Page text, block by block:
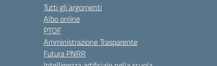
Tutti gli argomenti
Albo online
PTOF
Amministrazione Trasparente
Futura PNRR